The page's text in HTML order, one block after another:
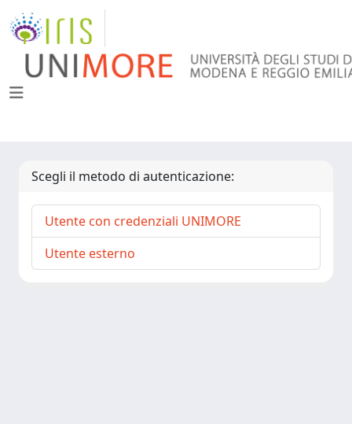
Scegli il metodo di autenticazione:
Utente con credenziali UNIMORE
Utente esterno